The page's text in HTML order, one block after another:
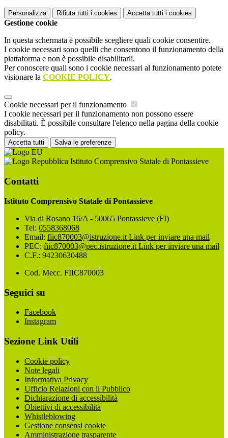
Personalizza Rifiuta tutti i cookies Accetta tutti i cookies
Gestione cookie
In questa schermata è possibile scegliere quali cookie consentire.
I cookie necessari sono quelli che consentono il funzionamento della
piattaforma e non è possibile disabilitarli.
Per conoscere quali sono i cookie necessari al funzionamento potete
visionare la COOKIE POLICY.
Cookie necessari per il funzionamento
I cookie necessari per il funzionamento non possono essere
disabilitati. È possibile consultare l'elenco nella pagina della cookie
policy.
Accetta tutti Salva le preferenze
Istituto Comprensivo Statale di Pontassieve
Contatti
Istituto Comprensivo Statale di Pontassieve
Via di Rosano 16/A - 50065 Pontassieve (FI)
Tel: 0558368068
Email: fiic870003@istruzione.it Link per inviare una mail
PEC: fiic870003@pec.istruzione.it Link per inviare una mail
C.F.: 94230630488
Cod. Mecc. FIIC870003
Seguici su
Facebook
Instagram
Sezione Link Utili
Cookie policy
Note legali
Informativa Privacy
Ufficio Relazioni con il Pubblico
Dichiarazione di accessibilità
Obiettivi di accessibilità
Whistleblowing
Gestione consensi cookie
Amministrazione trasparente